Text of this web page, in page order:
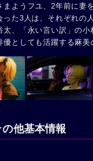
まようフユ、2年前に妻
た3人は、それぞれの
、「永い言い訳」の
としても活躍する麻美
他基本情報